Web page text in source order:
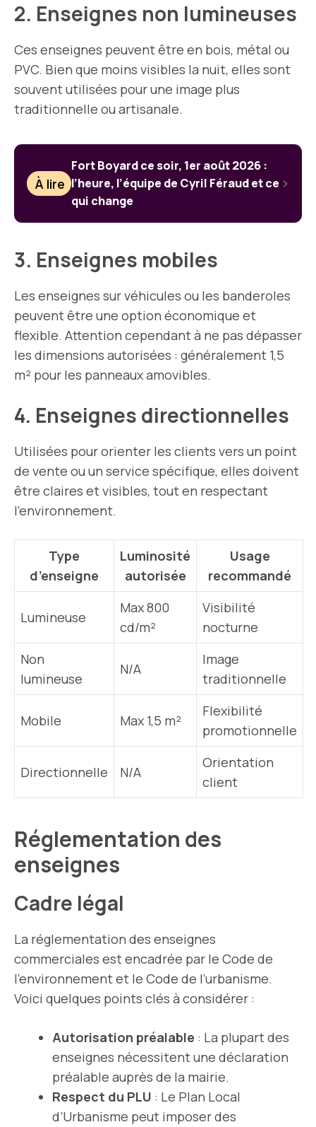
2. Enseignes non lumineuses
Ces enseignes peuvent être en bois, métal ou
PVC. Bien que moins visibles la nuit, elles sont
souvent utilisées pour une image plus
traditionnelle ou artisanale.
À lire
Fort Boyard ce soir, 1er août 2026 :
l’heure, l’équipe de Cyril Féraud et ce
qui change
3. Enseignes mobiles
Les enseignes sur véhicules ou les banderoles
peuvent être une option économique et
flexible. Attention cependant à ne pas dépasser
les dimensions autorisées : généralement 1,5
m² pour les panneaux amovibles.
4. Enseignes directionnelles
Utilisées pour orienter les clients vers un point
de vente ou un service spécifique, elles doivent
être claires et visibles, tout en respectant
l’environnement.
Type
d’enseigne
Luminosité
autorisée
Usage
recommandé
Lumineuse
Max 800
cd/m²
Visibilité
nocturne
Non
lumineuse
N/A
Image
traditionnelle
Mobile Max 1,5 m²
Flexibilité
promotionnelle
Directionnelle N/A
Orientation
client
Réglementation des
enseignes
Cadre légal
La réglementation des enseignes
commerciales est encadrée par le Code de
l’environnement et le Code de l’urbanisme.
Voici quelques points clés à considérer :
Autorisation préalable : La plupart des
enseignes nécessitent une déclaration
préalable auprès de la mairie.
Respect du PLU : Le Plan Local
d’Urbanisme peut imposer des